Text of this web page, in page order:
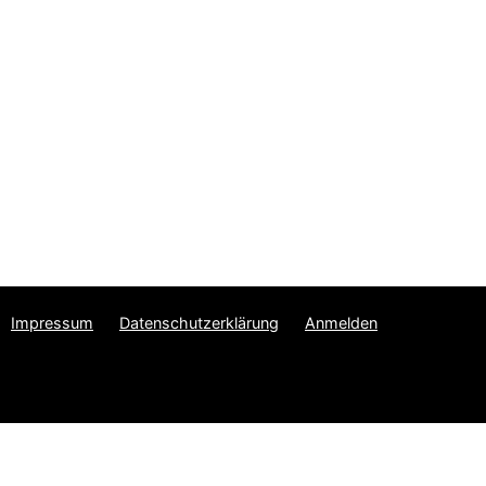
Impressum Datenschutzerklärung Anmelden